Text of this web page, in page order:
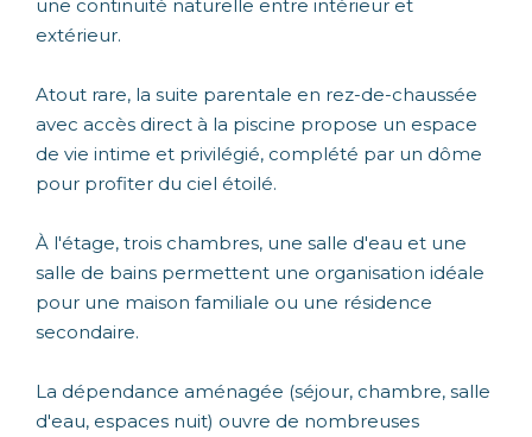
une continuité naturelle entre intérieur et
extérieur.
Atout rare, la suite parentale en rez-de-chaussée
avec accès direct à la piscine propose un espace
de vie intime et privilégié, complété par un dôme
pour profiter du ciel étoilé.
À l'étage, trois chambres, une salle d'eau et une
salle de bains permettent une organisation idéale
pour une maison familiale ou une résidence
secondaire.
La dépendance aménagée (séjour, chambre, salle
d'eau, espaces nuit) ouvre de nombreuses